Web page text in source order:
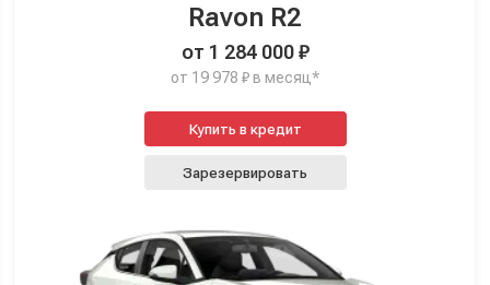
Ravon R2
от 1 284 000 ₽
от 19 978 ₽ в месяц*
Купить в кредит
Зарезервировать